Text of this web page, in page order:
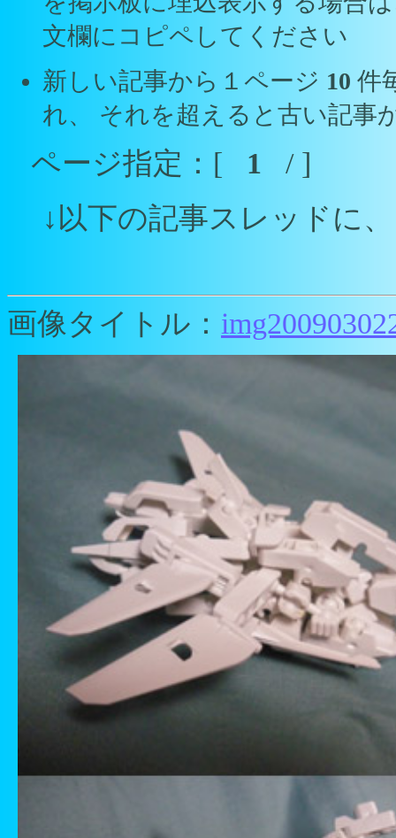
文欄にコピペしてください
新しい記事から１ページ 10 件
れ、 それを超えると古い記事
ページ指定：[ 1 / ]
↓以下の記事スレッドに
画像タイトル：